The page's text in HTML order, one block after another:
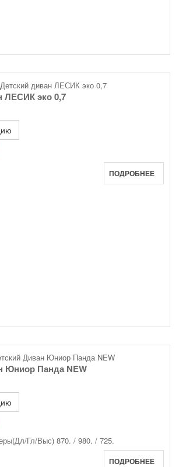
ЛЕСИК эко 0,7
ПОДРОБНЕЕ
Юниор Панда NEW
Гл/Выс) 870. / 980. / 725.
ПОДРОБНЕЕ